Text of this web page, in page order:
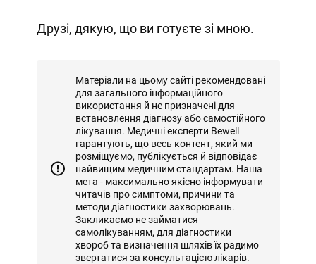
Друзі, дякую, що ви готуєте зі мною.
Матеріали на цьому сайті рекомендовані
для загального інформаційного
використання й не призначені для
встановлення діагнозу або самостійного
лікування. Медичні експерти Bewell
гарантують, що весь контент, який ми
розміщуємо, публікується й відповідає
найвищим медичним стандартам. Наша
мета - максимально якісно інформувати
читачів про симптоми, причини та
методи діагностики захворювань.
Закликаємо не займатися
самолікуванням, для діагностики
хвороб та визначення шляхів їх радимо
звертатися за консультацією лікарів.